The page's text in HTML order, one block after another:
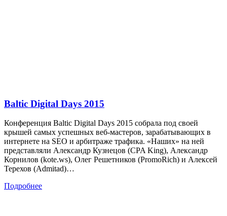
Baltic Digital Days 2015
Конференция Baltic Digital Days 2015 собрала под своей
крышей самых успешных веб-мастеров, зарабатывающих в
интернете на SEO и арбитраже трафика. «Наших» на ней
представляли Александр Кузнецов (CPA King), Александр
Корнилов (kote.ws), Олег Решетников (PromoRich) и Алексей
Терехов (Admitad)…
Подробнее